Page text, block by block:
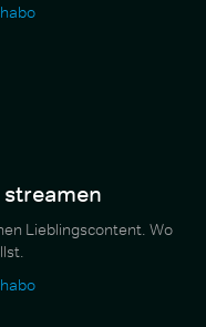
Lieblingscontent. Wo